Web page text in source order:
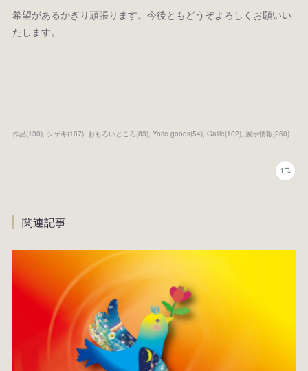
希望があるかぎり頑張ります。今後ともどうぞよろしくお願いい
たします。
作品(130) シゲキ(107) おもろいところ(83) Yorie goods(54) Gallie(102) 展示情報(260)
関連記事